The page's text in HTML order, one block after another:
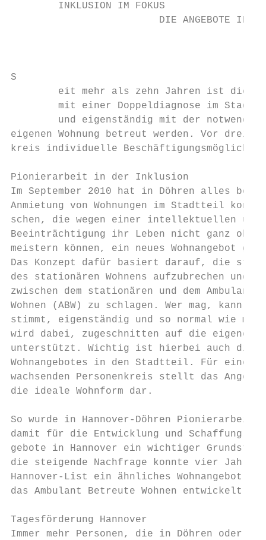
        INKLUSION IM FOKUS
DIE ANGEBOTE IN
S
eit mehr als zehn Jahren ist die
mit einer Doppeldiagnose im
und eigenständig mit der
eigenen Wohnung betreut werden. Vor drei
kreis individuelle
Pionierarbeit in der Inklusion
Im September 2010 hat in Döhren alles
Anmietung von Wohnungen im Stadtteil
schen, die wegen einer intellektuellen und
Beeinträchtigung ihr Leben nicht ganz
meistern können, ein neues Wohnangebot
Das Konzept dafür basiert darauf, die
des stationären Wohnens aufzubrechen
zwischen dem stationären und dem
Wohnen (ABW) zu schlagen. Wer mag,
stimmt, eigenständig und so normal wie
wird dabei, zugeschnitten auf die eigenen
unterstützt. Wichtig ist hierbei auch die
Wohnangebotes in den Stadtteil. Für
wachsenden Personenkreis stellt das
die ideale Wohnform dar.
So wurde in Hannover-Döhren
damit für die Entwicklung und Schaffung
gebote in Hannover ein wichtiger
die steigende Nachfrage konnte vier Jahre
Hannover-List ein ähnliches
das Ambulant Betreute Wohnen
Tagesförderung Hannover
Immer mehr Personen, die in Döhren